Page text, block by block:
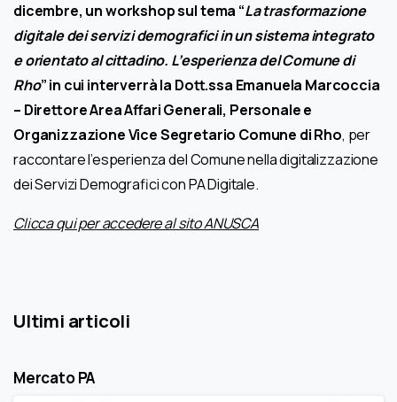
dicembre, un workshop sul tema “La trasformazione
digitale dei servizi demografici in un sistema integrato
e orientato al cittadino. L’esperienza del Comune di
Rho” in cui interverrà la Dott.ssa Emanuela Marcoccia
– Direttore Area Affari Generali, Personale e
Organizzazione Vice Segretario Comune di Rho, per
raccontare l’esperienza del Comune nella digitalizzazione
dei Servizi Demografici con PA Digitale.
Clicca qui per accedere al sito ANUSCA
Ultimi articoli
Mercato PA